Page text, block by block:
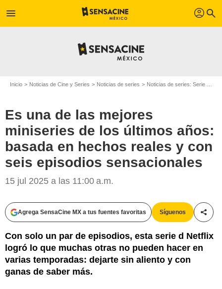
menu profil search
Inicio Noticias de Cine y Series Noticias de series Noticias de series: Serie de televisión
Es una de las mejores
miniseries de los últimos años:
basada en hechos reales y con
seis episodios sensacionales
15 jul 2025 a las 11:00 a.m.
Agrega SensaCine MX a tus fuentes favoritas Síguenos
Con solo un par de episodios, esta serie d Netflix
logró lo que muchas otras no pueden hacer en
varias temporadas: dejarte sin aliento y con
ganas de saber más.